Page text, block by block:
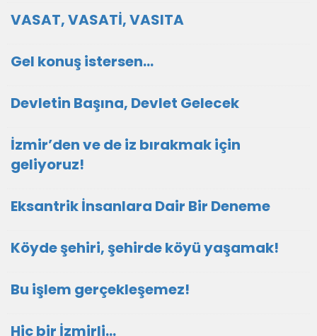
VASAT, VASATİ, VASITA
Gel konuş istersen...
Devletin Başına, Devlet Gelecek
İzmir’den ve de iz bırakmak için
geliyoruz!
Eksantrik İnsanlara Dair Bir Deneme
Köyde şehiri, şehirde köyü yaşamak!
Bu işlem gerçekleşemez!
Hiç bir İzmirli...